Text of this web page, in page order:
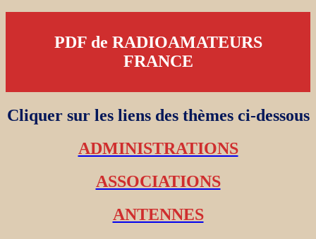
PDF de RADIOAMATEURS
FRANCE
Cliquer sur les liens des thèmes ci-dessous
ADMINISTRATIONS
ASSOCIATIONS
ANTENNES